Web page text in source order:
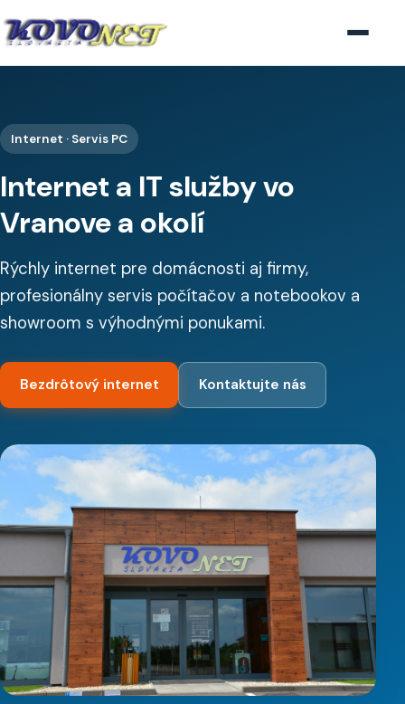
Menu
Internet · Servis PC
Internet a IT služby vo
Vranove a okolí
Rýchly internet pre domácnosti aj firmy,
profesionálny servis počítačov a notebookov a
showroom s výhodnými ponukami.
Bezdrôtový internet Kontaktujte nás